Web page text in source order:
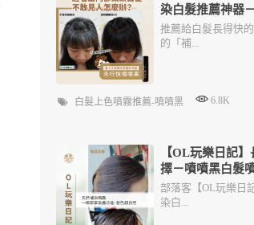
染白髮推薦神器
推薦給白髮長得快
的「補...
白髮上色噴霧推薦-噴噴黑 6.8K
【OL玩樂日記
擇－噴噴黑白髮
部落客【OL玩樂日
染白...